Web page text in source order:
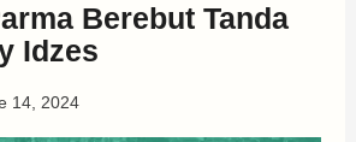
Berebut Tanda
Idzes
14, 2024